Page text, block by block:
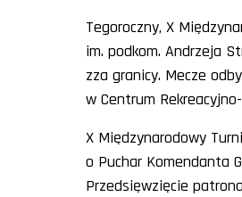
Tegoroczny, X
im. podkom. Andrzeja
zza granicy. Mecze
w Centrum
X Międzynarodowy
o Puchar Komendanta
Przedsięwzięcie